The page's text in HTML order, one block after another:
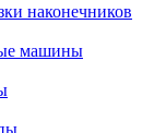
наконечников
машины